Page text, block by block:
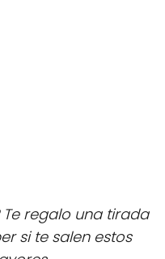
regalo una tirada
si te salen estos